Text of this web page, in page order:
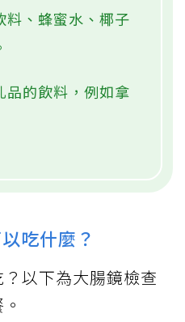
料、蜂蜜水、椰子
品的飲料，例如拿
吃什麼？
以下為大腸鏡檢查